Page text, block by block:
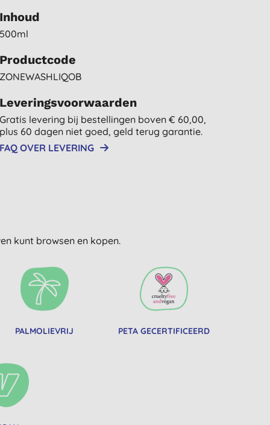
Inhoud
500ml
Productcode
ZONEWASHLIQOB
Leveringsvoorwaarden
Gratis levering bij bestellingen boven € 60,00,
plus 60 dagen niet goed, geld terug garantie.
FAQ OVER LEVERING
kunt browsen en kopen.
PALMOLIEVRIJ PETA GECERTIFICEERD